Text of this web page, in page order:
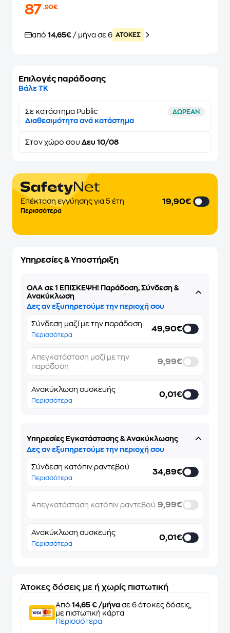
87,90€
από 14,65€ / μήνα σε 6 ATOKEΣ
Επιλογές παράδοσης
Βάλε ΤΚ
Σε κατάστημα Public ΔΩΡΕΑΝ
Διαθεσιμότητα ανά κατάστημα
Στον χώρο σου Δευ 10/08
Επέκταση εγγύησης για 5 έτη
Περισσότερα
19,90€
Υπηρεσίες & Υποστήριξη
ΌΛΑ σε 1 ΕΠΙΣΚΕΨΗ! Παράδοση, Σύνδεση &
Ανακύκλωση
Δες αν εξυπηρετούμε την περιοχή σου
Σύνδεση μαζί με την παράδοση
Περισσότερα
49,90€
Απεγκατάσταση μαζί με την
παράδοση
9,99€
Ανακύκλωση συσκευής
Περισσότερα
0,01€
Υπηρεσίες Εγκατάστασης & Ανακύκλωσης
Δες αν εξυπηρετούμε την περιοχή σου
Σύνδεση κατόπιν ραντεβού
Περισσότερα
34,89€
Απεγκατάσταση κατόπιν ραντεβού 9,99€
Ανακύκλωση συσκευής
Περισσότερα
0,01€
Άτοκες δόσεις με ή χωρίς πιστωτική
Από 14,65 € /μήνα σε 6 άτοκες δόσεις,
με πιστωτική κάρτα
Περισσότερα